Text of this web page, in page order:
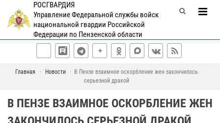
РОСГВАРДИЯ
Управление Федеральной службы войск
национальной гвардии Российской
Федерации по Пензенской области
Главная Новости
В Пензе взаимное оскорбление жен закончилось
серьезной дракой
В ПЕНЗЕ ВЗАИМНОЕ ОСКОРБЛЕНИЕ ЖЕН